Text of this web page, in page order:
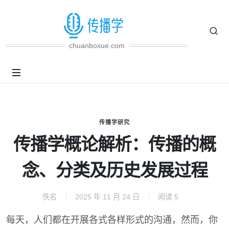
chuanboxue.com
传播学研究
传播学概论解析：传播的概
念、分类及历史发展过程
佚名 2025 年 11 月 24 日 阅读 5
每天，人们都在开展各式各样形式的沟通，然而，你